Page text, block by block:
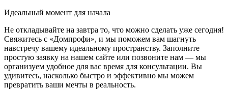
Идеальный момент для начала
Не откладывайте на завтра то, что можно сделать уже сегодня!
Свяжитесь с «Домпрофи», и мы поможем вам шагнуть
навстречу вашему идеальному пространству. Заполните
простую заявку на нашем сайте или позвоните нам — мы
организуем удобное для вас время для консультации. Вы
удивитесь, насколько быстро и эффективно мы можем
превратить ваши мечты в реальность.